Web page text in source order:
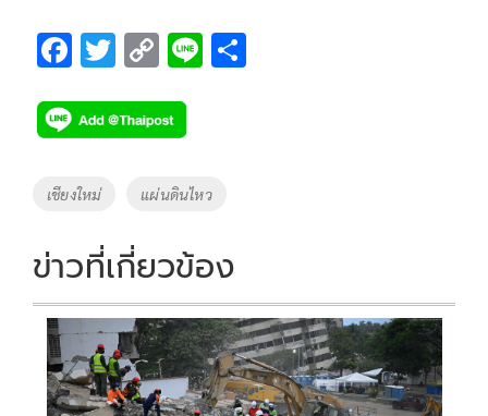
F
e
b
o
k
T
tt
er
C
p
y
Li
k
Li
Tags
เชียงใหม่ แผ่นดินไหว
ข่าวที่เกี่ยวข้อง